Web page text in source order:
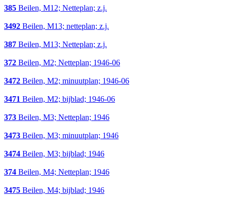
385 Beilen, M12; Netteplan; z.j.
3492 Beilen, M13; netteplan; z.j.
387 Beilen, M13; Netteplan; z.j.
372 Beilen, M2; Netteplan; 1946-06
3472 Beilen, M2; minuutplan; 1946-06
3471 Beilen, M2; bijblad; 1946-06
373 Beilen, M3; Netteplan; 1946
3473 Beilen, M3; minuutplan; 1946
3474 Beilen, M3; bijblad; 1946
374 Beilen, M4; Netteplan; 1946
3475 Beilen, M4; bijblad; 1946